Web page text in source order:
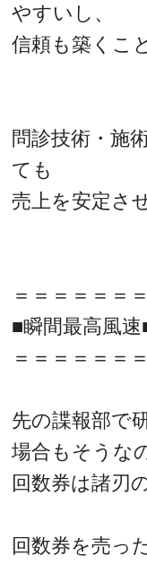
やすいし、
信頼も築くこ
問診技術・施
ても
売上を安定さ
＝＝＝＝＝＝
■瞬間最高風速
＝＝＝＝＝＝
先の諜報部で
場合もそうな
回数券は諸刃
回数券を売っ